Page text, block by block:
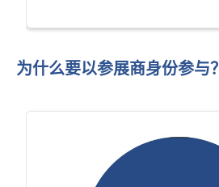
为什么要以参展商身份参与？